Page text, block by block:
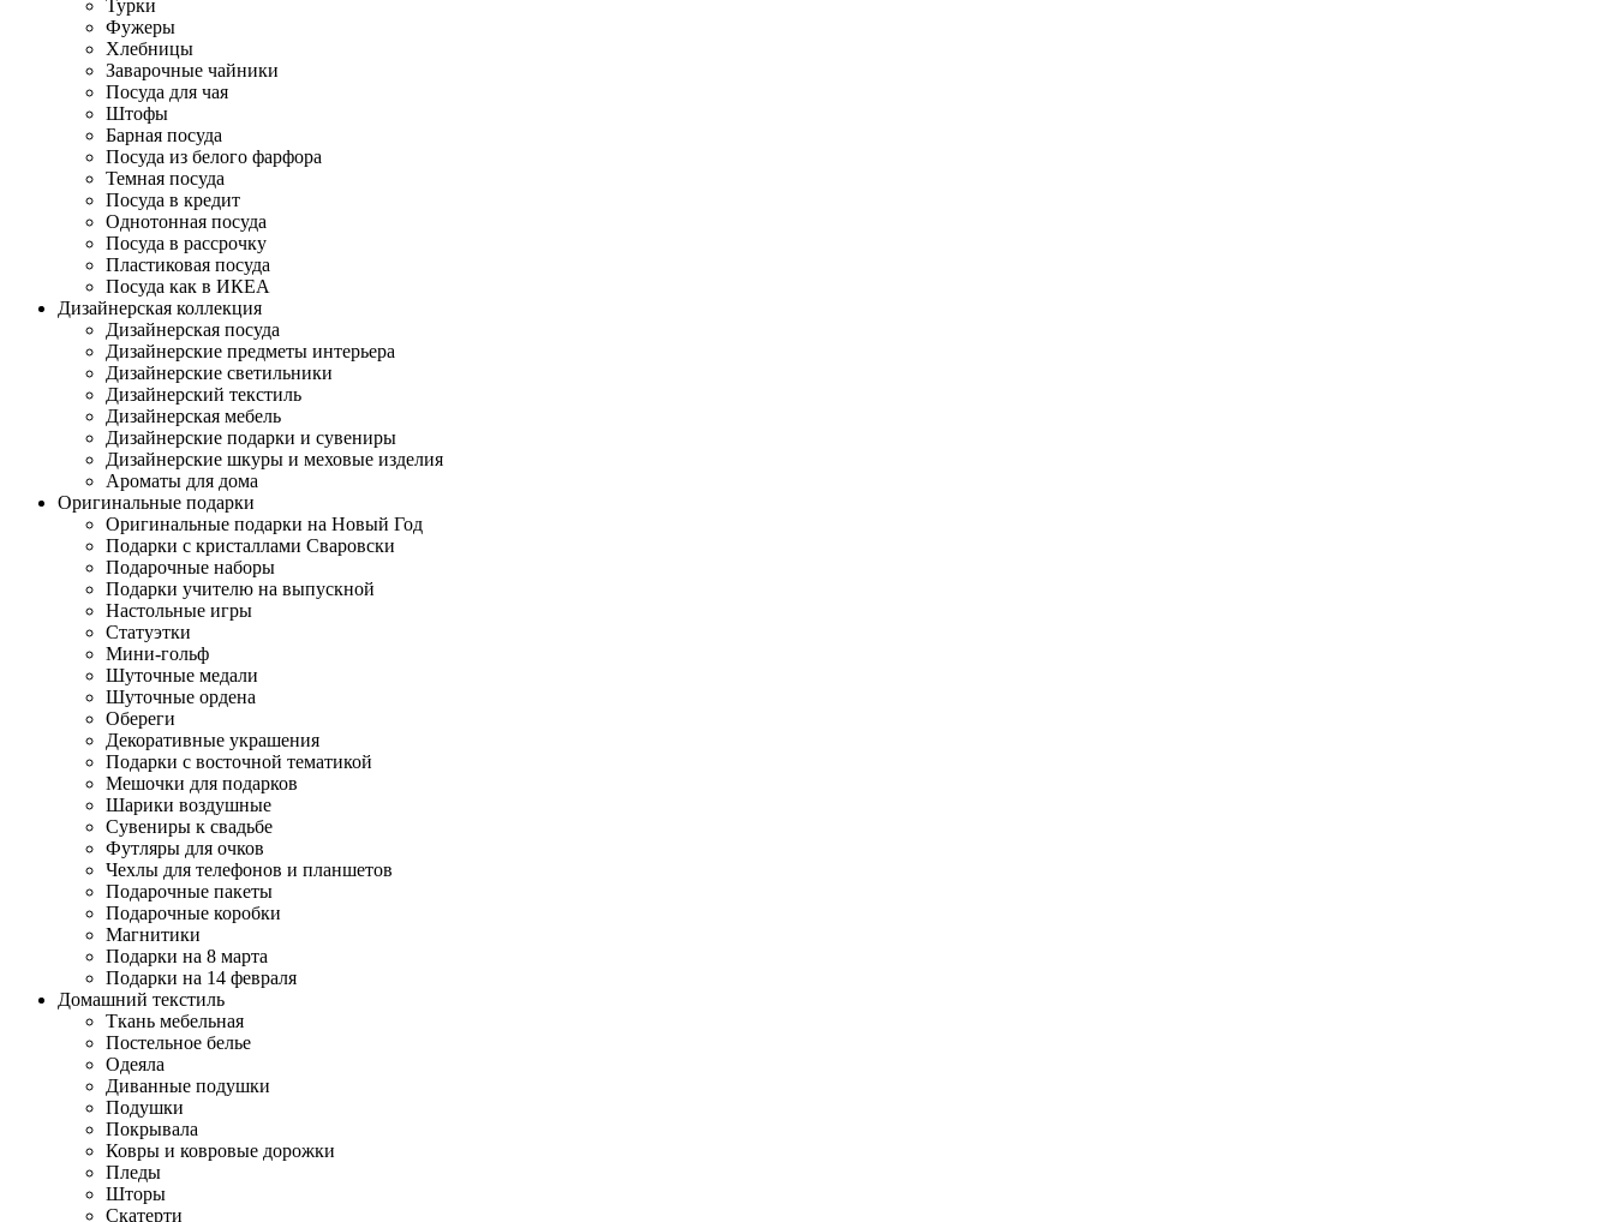
Турки
Фужеры
Хлебницы
Заварочные чайники
Посуда для чая
Штофы
Барная посуда
Посуда из белого фарфора
Темная посуда
Посуда в кредит
Однотонная посуда
Посуда в рассрочку
Пластиковая посуда
Посуда как в ИКЕА
Дизайнерская коллекция
Дизайнерская посуда
Дизайнерские предметы интерьера
Дизайнерские светильники
Дизайнерский текстиль
Дизайнерская мебель
Дизайнерские подарки и сувениры
Дизайнерские шкуры и меховые изделия
Ароматы для дома
Оригинальные подарки
Оригинальные подарки на Новый Год
Подарки с кристаллами Сваровски
Подарочные наборы
Подарки учителю на выпускной
Настольные игры
Статуэтки
Мини-гольф
Шуточные медали
Шуточные ордена
Обереги
Декоративные украшения
Подарки с восточной тематикой
Мешочки для подарков
Шарики воздушные
Сувениры к свадьбе
Футляры для очков
Чехлы для телефонов и планшетов
Подарочные пакеты
Подарочные коробки
Магнитики
Подарки на 8 марта
Подарки на 14 февраля
Домашний текстиль
Ткань мебельная
Постельное белье
Одеяла
Диванные подушки
Подушки
Покрывала
Ковры и ковровые дорожки
Пледы
Шторы
Скатерти